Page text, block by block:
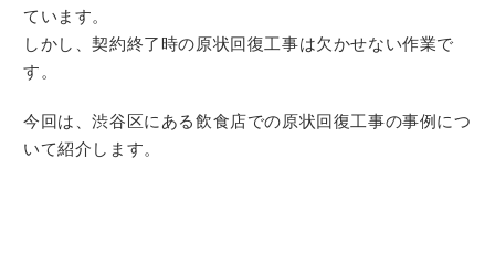
ています。
しかし、契約終了時の原状回復工事は欠かせない作業で
す。
今回は、渋谷区にある飲食店での原状回復工事の事例につ
いて紹介します。